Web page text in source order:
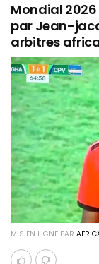
Mondial
par Jean-
arbitres
MIS EN LIGNE PAR